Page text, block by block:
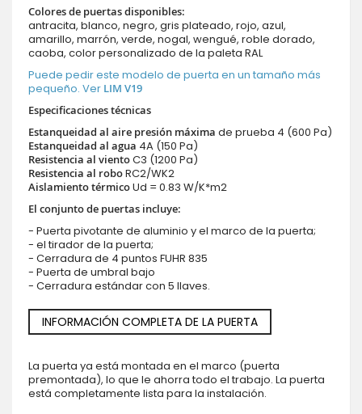
Colores de puertas disponibles:
antracita, blanco, negro, gris plateado, rojo, azul,
amarillo, marrón, verde, nogal, wengué, roble dorado,
caoba, color personalizado de la paleta RAL
Puede pedir este modelo de puerta en un tamaño más
pequeño. Ver LIM V19
Especificaciones técnicas
Estanqueidad al aire presión máxima de prueba 4 (600 Pa)
Estanqueidad al agua 4A (150 Pa)
Resistencia al vientoC3 (1200 Pa)
Resistencia al roboRC2/WK2
Aislamiento térmicoUd = 0.83 W/K*m2
El conjunto de puertas incluye:
- Puerta pivotante de aluminio y el marco de la puerta;
- el tirador de la puerta;
- Cerradura de 4 puntos FUHR 835
- Puerta de umbral bajo
- Cerradura estándar con 5 llaves.
INFORMACIÓN COMPLETA DE LA PUERTA
La puerta ya está montada en el marco (puerta
premontada), lo que le ahorra todo el trabajo. La puerta
está completamente lista para la instalación.